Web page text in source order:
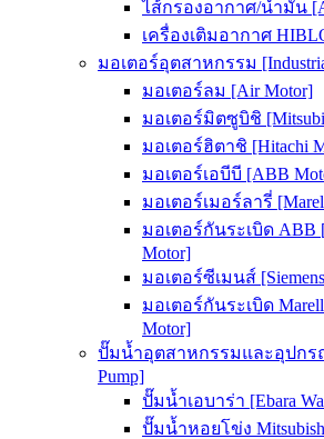
ไส้กรองอากาศ/น้ำมัน
เครื่องเติมอากาศ
มอเตอร์อุตสาหกรรม
มอเตอร์ลม [Air Motor]
มอเตอร์มิตซูบิชิ
มอเตอร์ฮิตาชิ [Hitachi
มอเตอร์เอบีบี [ABB
มอเตอร์เมอร์ลารี่
มอเตอร์กันระเบิด ABB
Motor]
มอเตอร์ซีเมนส์
มอเตอร์กันระเบิด
Motor]
ปั๊มน้ำอุตสาหกรรมและอุปกรณ์
Pump]
ปั๊มน้ำเอบาร่า [Ebara
ปั๊มน้ำหอยโข่ง